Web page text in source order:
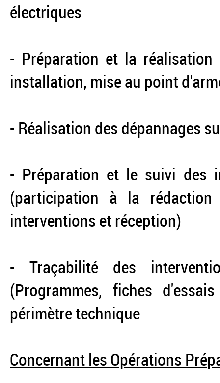
électriques
- Préparation et la réalisation
installation, mise au point
- Réalisation des dépannages
- Préparation et le suivi des
(participation à la
interventions et réception)
- Traçabilité des
(Programmes, fiches
périmètre technique
Concernant les Opérations